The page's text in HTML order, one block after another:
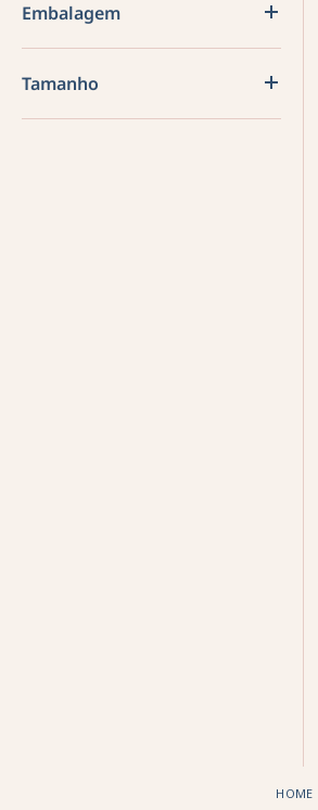
Embalagem
Tamanho
HOME